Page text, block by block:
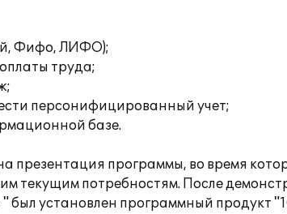
Фифо, ЛИФО);
труда;
персонифицированный учет;
базе.
программы, во время
текущим потребностям. После
установлен программный продукт